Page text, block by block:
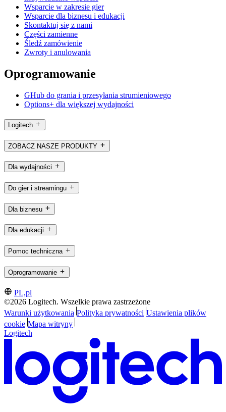
Wsparcie w zakresie gier
Wsparcie dla biznesu i edukacji
Skontaktuj się z nami
Części zamienne
Śledź zamówienie
Zwroty i anulowania
Oprogramowanie
GHub do grania i przesyłania strumieniowego
Options+ dla większej wydajności
Logitech
ZOBACZ NASZE PRODUKTY
Dla wydajności
Do gier i streamingu
Dla biznesu
Dla edukacji
Pomoc techniczna
Oprogramowanie
PL,pl
©2026 Logitech. Wszelkie prawa zastrzeżone
Warunki użytkowania Polityka prywatności Ustawienia plików
cookie Mapa witryny
Logitech